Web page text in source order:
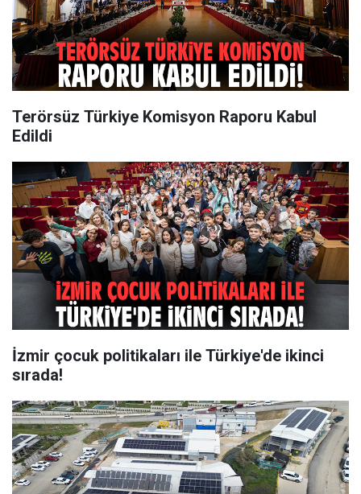
Terörsüz Türkiye Komisyon Raporu Kabul
Edildi
İzmir çocuk politikaları ile Türkiye'de ikinci
sırada!